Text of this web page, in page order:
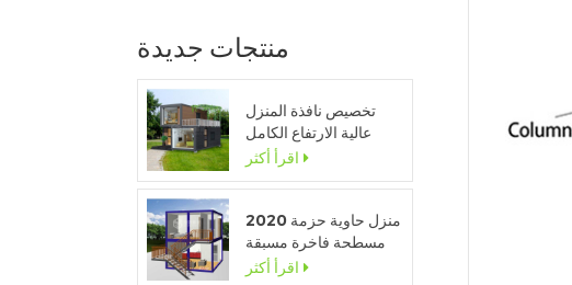
منتجات جديدة
تخصيص نافذة المنزل
عالية الارتفاع الكامل
وحدات المنزل المحمولة
اقرأ أكثر
2020 منزل حاوية حزمة
مسطحة فاخرة مسبقة
الصنع مع مطبخ وحمام
اقرأ أكثر